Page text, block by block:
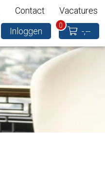
Contact
Vacatures
Inloggen -,--
0